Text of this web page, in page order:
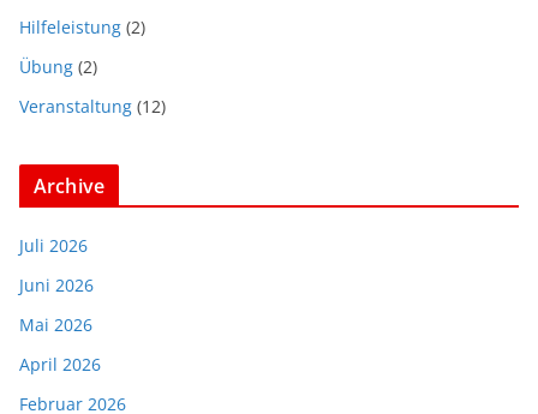
Hilfeleistung (2)
Übung (2)
Veranstaltung (12)
Archive
Juli 2026
Juni 2026
Mai 2026
April 2026
Februar 2026